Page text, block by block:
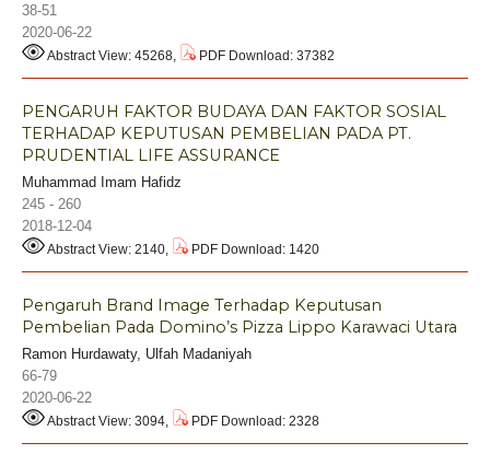
38-51
2020-06-22
Abstract View: 45268, PDF Download: 37382
PENGARUH FAKTOR BUDAYA DAN FAKTOR SOSIAL
TERHADAP KEPUTUSAN PEMBELIAN PADA PT.
PRUDENTIAL LIFE ASSURANCE
Muhammad Imam Hafidz
245 - 260
2018-12-04
Abstract View: 2140, PDF Download: 1420
Pengaruh Brand Image Terhadap Keputusan
Pembelian Pada Domino’s Pizza Lippo Karawaci Utara
Ramon Hurdawaty, Ulfah Madaniyah
66-79
2020-06-22
Abstract View: 3094, PDF Download: 2328